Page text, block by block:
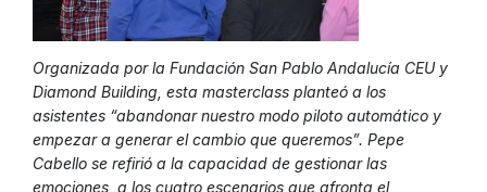
Organizada por la Fundación San Pablo Andalucía CEU y
Diamond Building, esta masterclass planteó a los
asistentes “abandonar nuestro modo piloto automático y
empezar a generar el cambio que queremos”. Pepe
Cabello se refirió a la capacidad de gestionar las
emociones, a los cuatro escenarios que afronta el